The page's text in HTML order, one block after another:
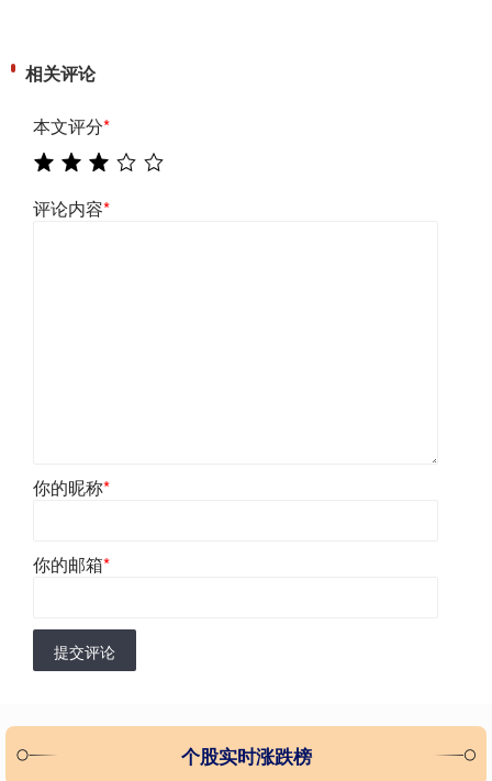
相关评论
本文评分*
评论内容*
你的昵称*
你的邮箱*
提交评论
个股实时涨跌榜